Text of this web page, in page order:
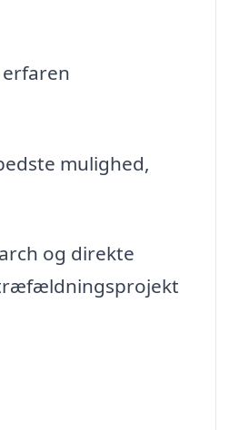
mulighed,
og direkte